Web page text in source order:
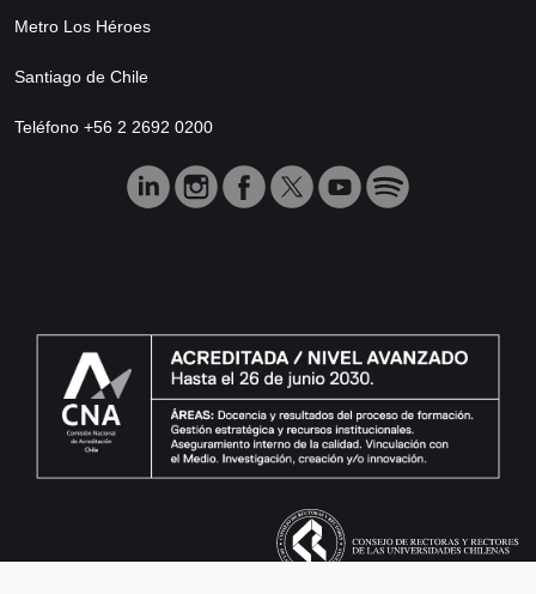
Metro Los Héroes
Santiago de Chile
Teléfono +56 2 2692 0200